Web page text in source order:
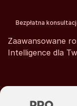
Bezpłatna
Zaawansowane
Intelligence dla